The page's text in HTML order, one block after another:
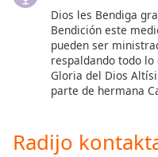
Color
Dios les Bendiga
Bendición este
pueden ser
respaldando todo
Gloria del Dios
parte de hermana
Radijo